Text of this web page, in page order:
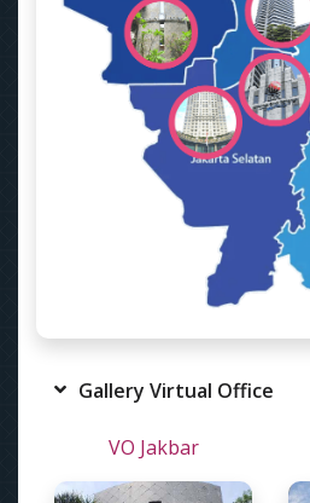
Gallery Virtual Office
VO Jakbar